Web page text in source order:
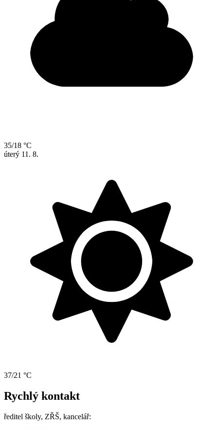
35/18 °C
úterý 11. 8.
37/21 °C
Rychlý kontakt
ředitel školy, ZŘŠ, kancelář: